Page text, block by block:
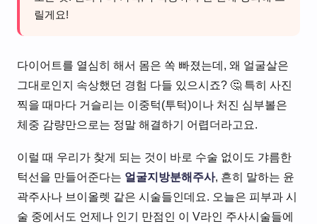
릴게요!
다이어트를 열심히 해서 몸은 쏙 빠졌는데, 왜 얼굴살은
그대로인지 속상했던 경험 다들 있으시죠? 🤔 특히 사진
찍을 때마다 거슬리는 이중턱(투턱)이나 처진 심부볼은
체중 감량만으로는 정말 해결하기 어렵더라고요.
이럴 때 우리가 찾게 되는 것이 바로 수술 없이도 갸름한
턱선을 만들어준다는 얼굴지방분해주사, 흔히 말하는 윤
곽주사나 브이올렛 같은 시술들인데요. 오늘은 피부과 시
술 중에서도 언제나 인기 만점인 이 V라인 주사시술들에